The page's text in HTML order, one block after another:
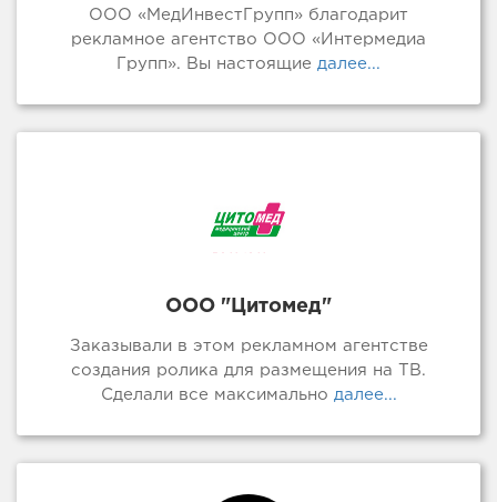
ООО «МедИнвестГрупп» благодарит
рекламное агентство ООО «Интермедиа
Групп». Вы настоящие далее...
ООО "Цитомед"
Заказывали в этом рекламном агентстве
создания ролика для размещения на ТВ.
Сделали все максимально далее...